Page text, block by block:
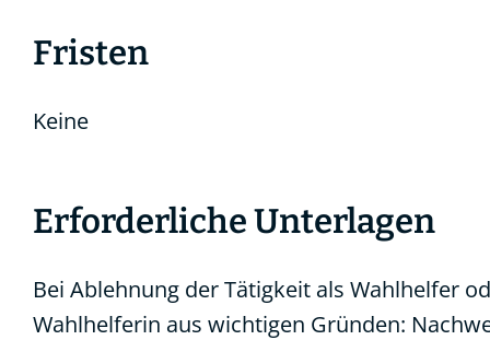
Fristen
Keine
Erforderliche Unterlagen
Bei Ablehnung der Tätigkeit als Wahlhelfer
Wahlhelferin aus wichtigen Gründen: